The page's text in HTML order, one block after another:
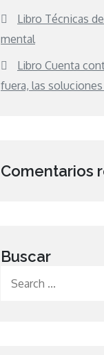
Libro Técnicas
mental
Libro Cuenta
fuera, las
Comentarios
Buscar